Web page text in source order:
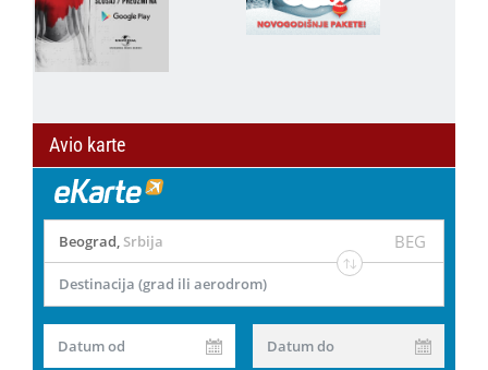
Avio karte
Beograd, Srbija BEG
Destinacija (grad ili aerodrom)
Datum od Datum do